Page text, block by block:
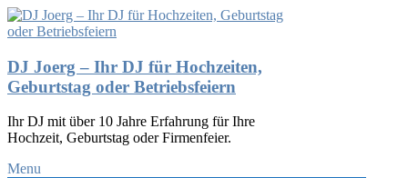
DJ Joerg – Ihr DJ für Hochzeiten,
Geburtstag oder Betriebsfeiern
Ihr DJ mit über 10 Jahre Erfahrung für Ihre
Hochzeit, Geburtstag oder Firmenfeier.
Menu